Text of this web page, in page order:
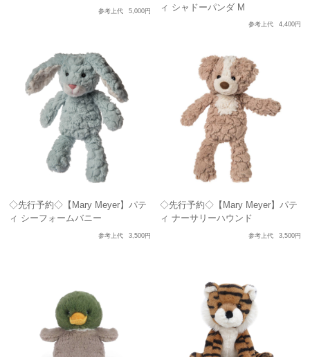
参考上代 5,000円
ィ シャドーパンダ M
参考上代 4,400円
◇先行予約◇【Mary Meyer】パテ
ィ シーフォームバニー
参考上代 3,500円
◇先行予約◇【Mary Meyer】パテ
ィ ナーサリーハウンド
参考上代 3,500円